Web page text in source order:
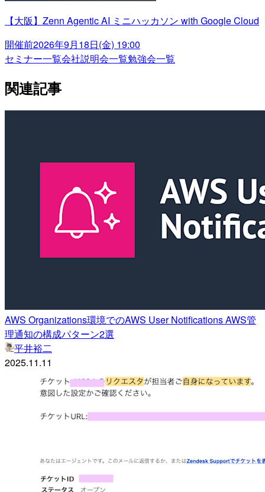
【大阪】Zenn Agentic AI ミニハッカソン with Google Cloud
開催前2026年9月18日(金) 19:00
セミナー一覧会社説明会一覧勉強会一覧
関連記事
AWS Organizations環境でのAWS User Notifications AWS管
理通知の構成パターン2選
平井裕二
2025.11.11